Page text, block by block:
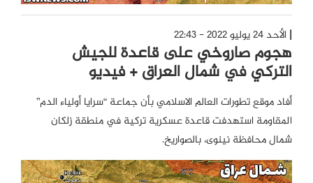
الأحد 24 يوليو 2022 - 22:43
هجوم صاروخي على قاعدة للجيش
التركي في شمال العراق + فيديو
أفاد موقع تطورات العالم الاسلامي بأن جماعة “سرايا أولياء الدم”
المقاومة استهدفت قاعدة عسكرية تركية في منطقة زلكان
شمال محافظة نينوى، بالصواريخ.